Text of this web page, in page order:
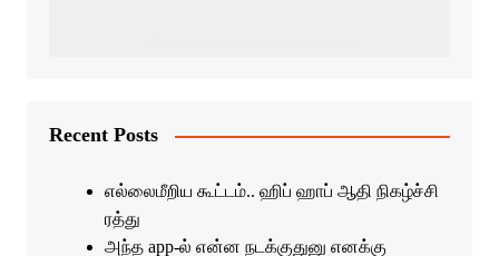
Recent Posts
எல்லைமீறிய கூட்டம்.. ஹிப் ஹாப் ஆதி நிகழ்ச்சி
ரத்து
அந்த app-ல் என்ன நடக்குதுனு எனக்கு